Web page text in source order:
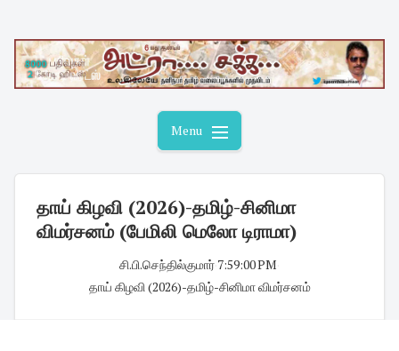
content
Menu
தாய் கிழவி (2026)-தமிழ்-சினிமா
விமர்சனம் (பேமிலி மெலோ டிராமா)
சி.பி.செந்தில்குமார் 7:59:00 PM
தாய் கிழவி (2026)-தமிழ்-சினிமா விமர்சனம்